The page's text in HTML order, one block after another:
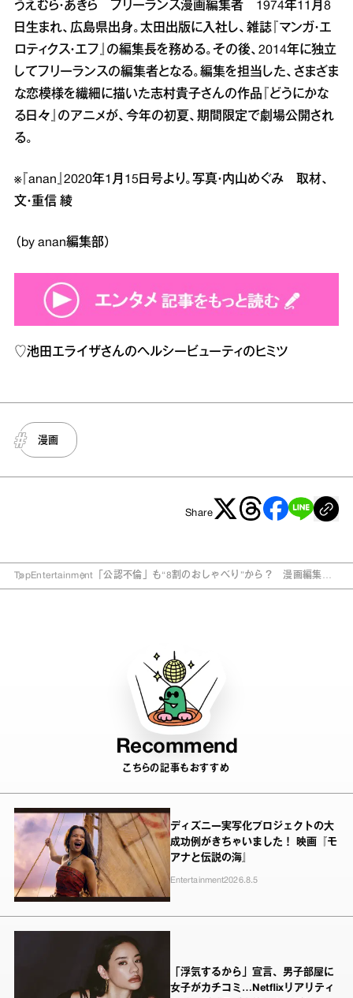
うえむら・あきら フリーランス漫画編集者 1974年11月8
日生まれ、広島県出身。太田出版に入社し、雑誌『マンガ・エ
ロティクス・エフ』の編集長を務める。その後、2014年に独立
してフリーランスの編集者となる。編集を担当した、さまざま
な恋模様を繊細に描いた志村貴子さんの作品『どうにかな
る日々』のアニメが、今年の初夏、期間限定で劇場公開され
る。
※『anan』2020年1月15日号より。写真・内山めぐみ 取材、
文・重信 綾
（by anan編集部）
♡池田エライザさんのヘルシービューティのヒミツ
漫画
Share
TopEntertainment 「公認不倫」も“8割のおしゃべり”から？ 漫画編集
Recommend
こちらの記事もおすすめ
ディズニー実写化プロジェクトの大
成功例がきちゃいました！ 映画『モ
アナと伝説の海』
Entertainment2026.8.5
「浮気するから」宣言、男子部屋に
女子がカチコミ…Netflixリアリティ